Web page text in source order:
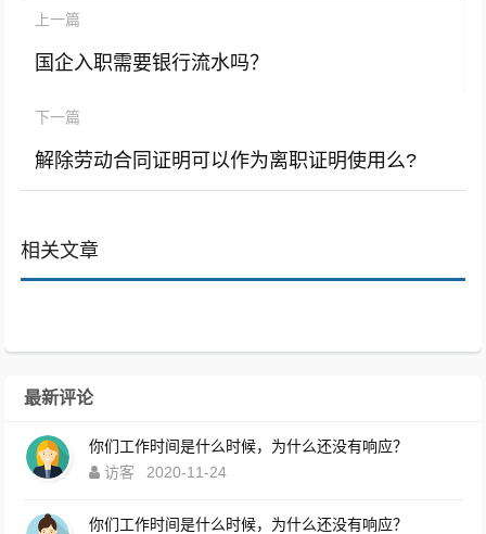
上一篇
国企入职需要银行流水吗？
下一篇
解除劳动合同证明可以作为离职证明使用么?
相关文章
最新评论
你们工作时间是什么时候，为什么还没有响应？
访客
2020-11-24
你们工作时间是什么时候，为什么还没有响应？